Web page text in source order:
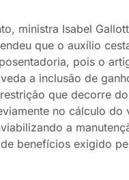
ministra Isabel
que o auxílio
pois o
a inclusão de
que decorre
no cálculo
a
benefícios exigido